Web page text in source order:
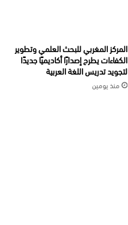
المركز المغربي للبحث العلمي وتطوير
الكفاءات يطرح إصدارًا أكاديميًا جديدًا
لتجويد تدريس اللغة العربية
منذ يومين